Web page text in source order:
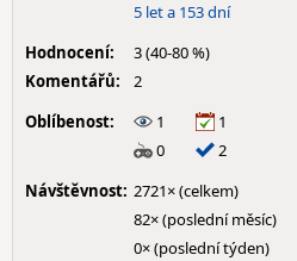
5 let a 153 dní
Hodnocení:
3 (40-80 %)
Komentářů:
2
Oblíbenost:
1
1
0
2
Návštěvnost: 2721× (celkem)
82× (poslední měsíc)
0× (poslední týden)